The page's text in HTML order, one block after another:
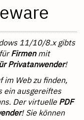
11/10/8.x gibts
Firmenmit
Privatanwender!
im Web zu finden,
ein ausgereiftes
Der virtuellePDF
! Sie können